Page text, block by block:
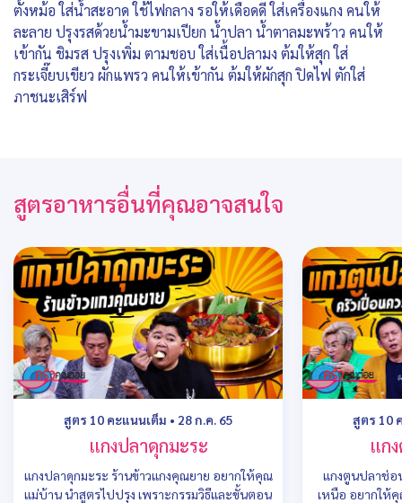
ตั้งหม้อ ใส่น้ำสะอาด ใช้ไฟกลาง รอให้เดือดดี ใส่เครื่องแกง คนให้
ละลาย ปรุงรสด้วยน้ำมะขามเปียก น้ำปลา น้ำตาลมะพร้าว คนให้
เข้ากัน ชิมรส ปรุงเพิ่ม ตามชอบ ใส่เนื้อปลามง ต้มให้สุก ใส่
กระเจี๊ยบเขียว ผักแพรว คนให้เข้ากัน ต้มให้ผักสุก ปิดไฟ ตักใส่
ภาชนะเสิร์ฟ
สูตรอาหารอื่นที่คุณอาจสนใจ
สูตร 10 คะแนนเต็ม • 28 ก.ค. 65
แกงปลาดุกมะระ
แกงปลาดุกมะระ ร้านข้าวแกงคุณยาย อยากให้คุณ
แม่บ้าน นำสูตรไปปรุง เพราะกรรมวิธีและขั้นตอน
สูตร 10
แก
แกงตูนปลาช่อ
เหนือ อยากให้